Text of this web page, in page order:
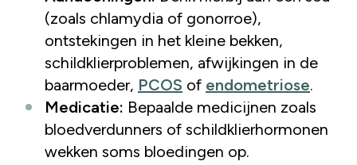
(zoals chlamydia of gonorroe),
ontstekingen in het kleine bekken,
schildklierproblemen, afwijkingen in de
baarmoeder, PCOS of endometriose.
Medicatie: Bepaalde medicijnen zoals
bloedverdunners of schildklierhormonen
wekken soms bloedingen op.